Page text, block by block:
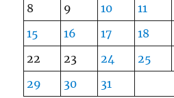
8
9 10 11
15
16 17 18
22
23 24 25
29
30 31